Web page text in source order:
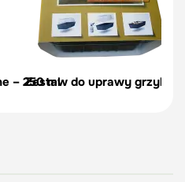
– 250 ml
Zestaw do uprawy